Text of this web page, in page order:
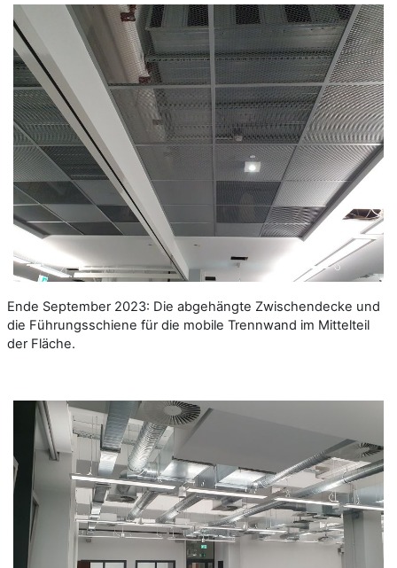
Ende September 2023: Die abgehängte Zwischendecke und
die Führungsschiene für die mobile Trennwand im Mittelteil
der Fläche.